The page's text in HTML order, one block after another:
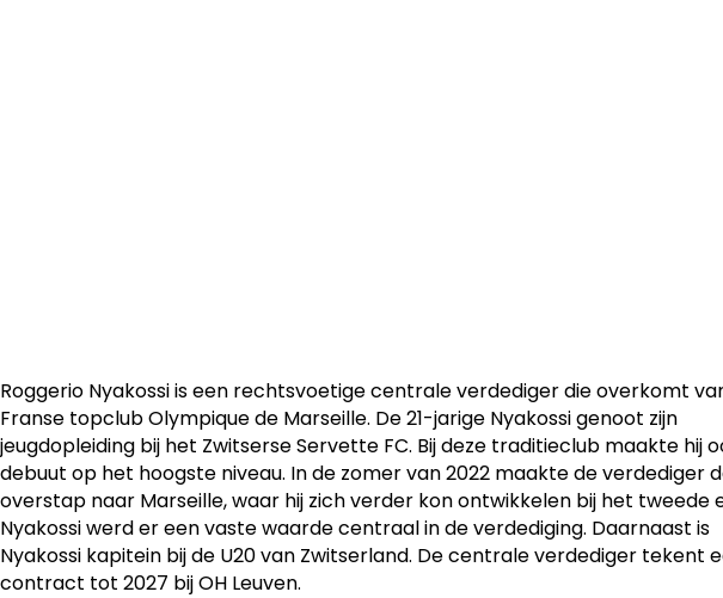
Roggerio Nyakossi is een rechtsvoetige centrale verdediger die overkomt
Franse topclub Olympique de Marseille. De 21-jarige Nyakossi genoot zijn
jeugdopleiding bij het Zwitserse Servette FC. Bij deze traditieclub maakte hij
debuut op het hoogste niveau. In de zomer van 2022 maakte de verdediger
overstap naar Marseille, waar hij zich verder kon ontwikkelen bij het tweede
Nyakossi werd er een vaste waarde centraal in de verdediging. Daarnaast is
Nyakossi kapitein bij de U20 van Zwitserland. De centrale verdediger tekent
contract tot 2027 bij OH Leuven.